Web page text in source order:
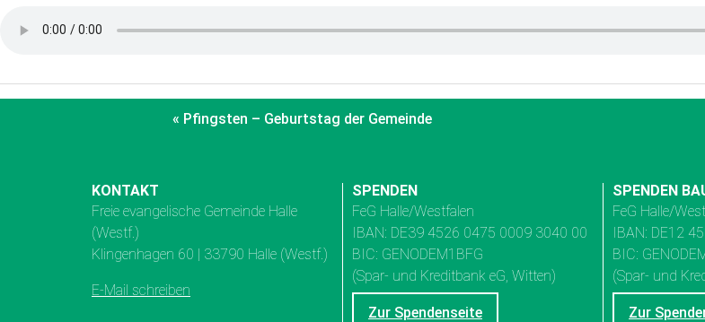
« Pfingsten – Geburtstag der Gemeinde
KONTAKT
Freie evangelische Gemeinde Halle
(Westf.)
Klingenhagen 60 | 33790 Halle (Westf.)
E-Mail schreiben
SPENDEN
FeG Halle/Westfalen
IBAN: DE39 4526 0475 0009 3040 00
BIC: GENODEM1BFG
(Spar- und Kreditbank eG, Witten)
Zur Spendenseite
SPENDEN
FeG Halle/
IBAN: DE12
BIC:
(Spar- und
Zur